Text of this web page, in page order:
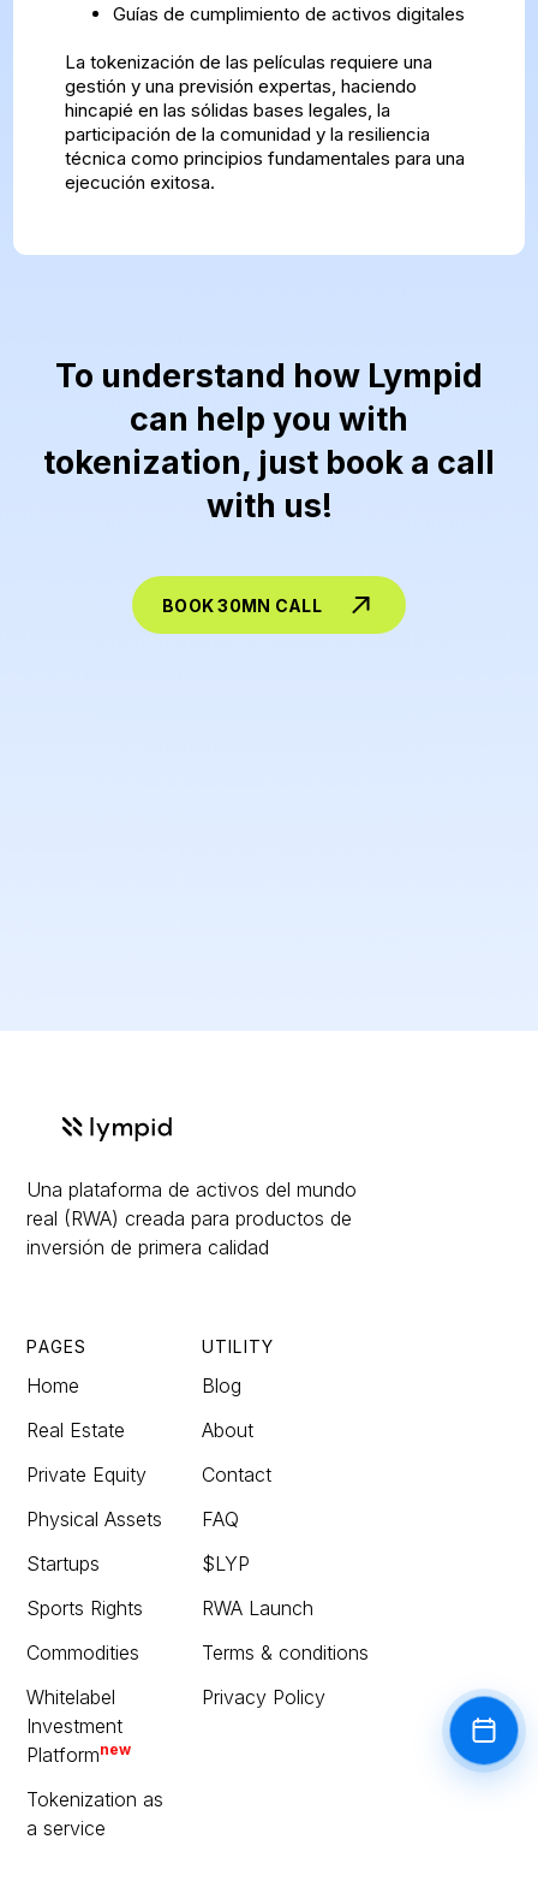
Guías de cumplimiento de activos digitales
La tokenización de las películas requiere una
gestión y una previsión expertas, haciendo
hincapié en las sólidas bases legales, la
participación de la comunidad y la resiliencia
técnica como principios fundamentales para una
ejecución exitosa.
To understand how Lympid
can help you with
tokenization, just book a call
with us!
BOOK 30MN CALL
Book
Una plataforma de activos del mundo
real (RWA) creada para productos de
inversión de primera calidad
PAGES
Home
Real Estate
Private Equity
Physical Assets
Startups
Sports Rights
Commodities
Whitelabel
Investment
Platformnew
Tokenization as
a service
UTILITY
Blog
About
Contact
FAQ
$LYP
RWA Launch
Terms & conditions
Privacy Policy